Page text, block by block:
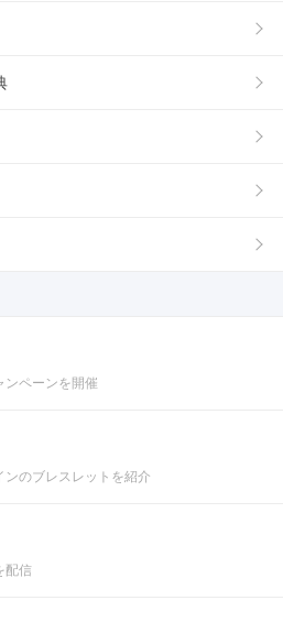
ンペーンを開催
のブレスレットを紹介
配信